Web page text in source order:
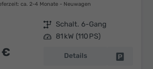
ca. 2-4 Monate Neuwagen
Getriebe Schalt. 6-Gang
Leistung 81 kW (110 PS)
€ Details